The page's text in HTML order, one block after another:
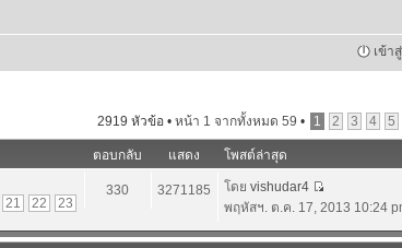
เข้า
2919 หัวข้อ • หน้า 1 จากทั้งหมด 59 • 1 2 3 4 5
ตอบกลับ แสดง
โพสต์ล่าสุด
21 22 23
330 3271185 โดย vishudar4
พฤหัสฯ. ต.ค. 17, 2013 10:24